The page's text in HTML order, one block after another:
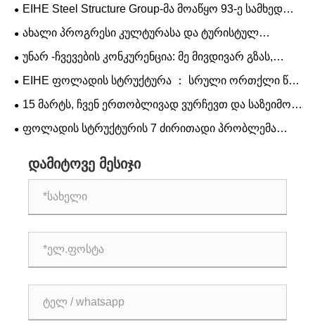
EIHE Steel Structure Group-მა მოაწყო 93-ე სამხედრო
აღლუმის პირდაპირი ტრანსლაციის ნახვა
ახალი პროგრესი კულტურასა და ტურისტულ
ფოლადში, EIHE გიბიძგებთ პირველ რიგში
შეისწავლოთ მითიური თემატიკის შედევრების
სასახლე.
უნარ -ჩვევების კონკურენცია: მე მივდივარ გზას,
ვცდილობ ვიყო ხელოსნები გამბედაობით.
EIHE ფოლადის სტრუქტურა ： სრული ორთქლი წინ
უსწრებს წარმოებას, რომ მიაღწიოს ახალ
სიმაღლეებს.
15 მარტს, ჩვენ ერთობლივად ვურჩევთ და საზეიმოდ
ვიმსჯელებთ.
ფოლადის სტრუქტურის 7 ძირითადი პრობლემა
დამიტოვე მესიჯი